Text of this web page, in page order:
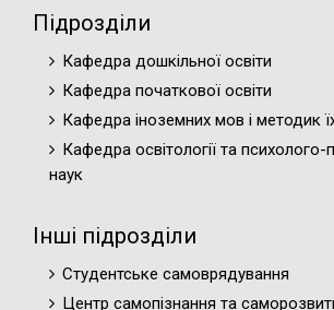
Підрозділи
Кафедра дошкільної освіти
Кафедра початкової освіти
Кафедра іноземних мов і методик
Кафедра освітології та психолого-
наук
Інші підрозділи
Студентське самоврядування
Центр самопізнання та